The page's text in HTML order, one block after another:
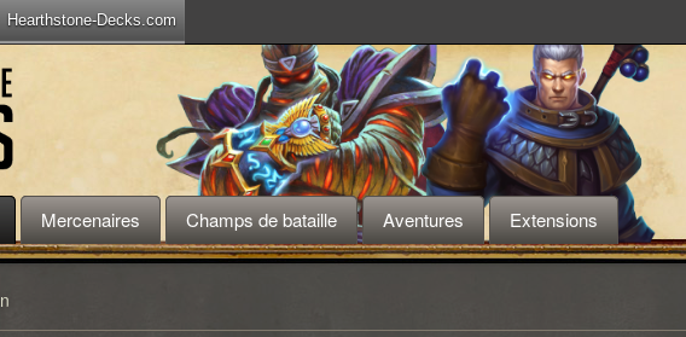
Hearthstone-Decks.com
Mercenaires Champs de bataille Aventures Extensions